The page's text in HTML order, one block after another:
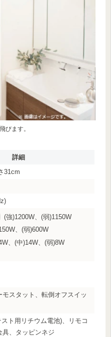
びます。
詳細
31cm
(強)1200W、(弱)1150W
、(弱)600W
、(中)14W、(弱)8W
スタット、転倒オフスイッ
スト用リチウム電池)、リモコ
具、タッピンネジ